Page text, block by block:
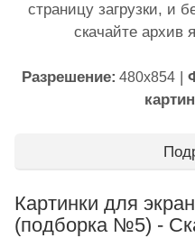
страницу загрузки, и
скачайте архив
Разрешение: 480x854
Картинки для
(подборка №5) -